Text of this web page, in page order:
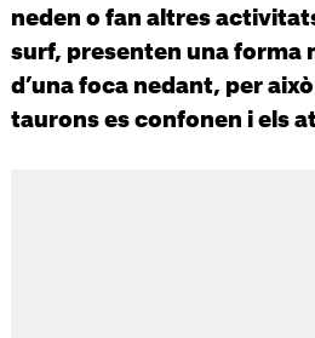
neden o fan altres
surf, presenten una forma
d’una foca nedant, per
taurons es confonen i els